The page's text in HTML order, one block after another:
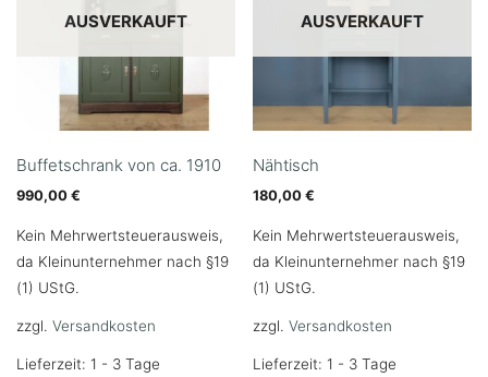
AUSVERKAUFT
Buffetschrank von ca. 1910
990,00 €
Kein Mehrwertsteuerausweis,
da Kleinunternehmer nach §19
(1) UStG.
zzgl. Versandkosten
Lieferzeit: 1 - 3 Tage
AUSVERKAUFT
Nähtisch
180,00€
Kein Mehrwertsteuerausweis,
da Kleinunternehmer nach §19
(1) UStG.
zzgl.Versandkosten
Lieferzeit: 1 - 3 Tage